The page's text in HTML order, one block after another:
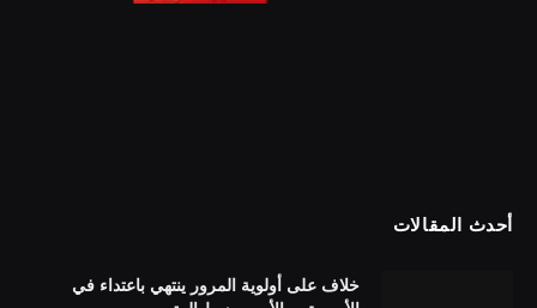
أحدث المقالات
خلاف على أولوية المرور ينتهي باعتداء في